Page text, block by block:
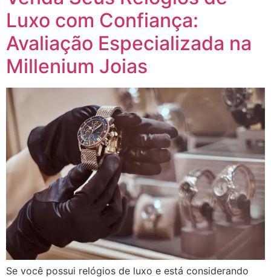
Luxo com Confiança:
Avaliação Especializada na
Millenium Joias
Se você possui relógios de luxo e está considerando